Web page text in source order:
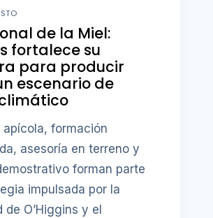
de la Miel:
fortalece su
para producir
escenario de
apícola, formación
asesoría en terreno y
forman parte
impulsada por la
de O’Higgins y el